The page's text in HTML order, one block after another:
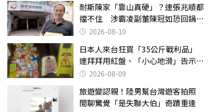
耐斯陳家「靠山真硬」？連張兆順都
擋不住 涉霸凌副董陳冠如恐回鍋國
票證2026-08-10
日本人來台狂買「35公斤戰利品」
連拜拜用紅盤、「小心地滑」告示牌
也帶回家
2026-08-09
旅遊變認親！陸男幫台灣遊客拍照
閒聊驚覺「是失聯大伯」奇蹟重逢